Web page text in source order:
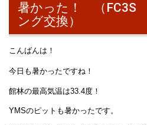
暑かった！ （FC3S
ング交換）
こんばんは！
今日も暑かったですね！
館林の最高気温は33.4度！
YMSのピットも暑かったです。